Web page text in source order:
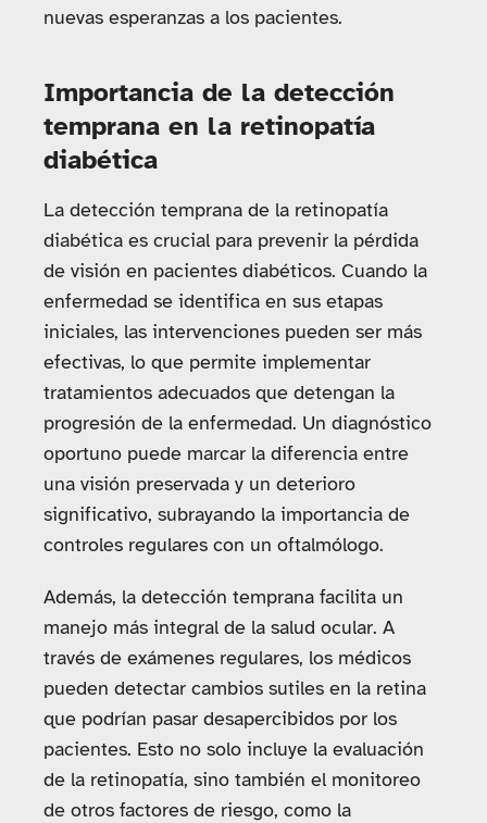
nuevas esperanzas a los pacientes.
Importancia de la detección
temprana en la retinopatía
diabética
La detección temprana de la retinopatía
diabética es crucial para prevenir la pérdida
de visión en pacientes diabéticos. Cuando la
enfermedad se identifica en sus etapas
iniciales, las intervenciones pueden ser más
efectivas, lo que permite implementar
tratamientos adecuados que detengan la
progresión de la enfermedad. Un diagnóstico
oportuno puede marcar la diferencia entre
una visión preservada y un deterioro
significativo, subrayando la importancia de
controles regulares con un oftalmólogo.
Además, la detección temprana facilita un
manejo más integral de la salud ocular. A
través de exámenes regulares, los médicos
pueden detectar cambios sutiles en la retina
que podrían pasar desapercibidos por los
pacientes. Esto no solo incluye la evaluación
de la retinopatía, sino también el monitoreo
de otros factores de riesgo, como la